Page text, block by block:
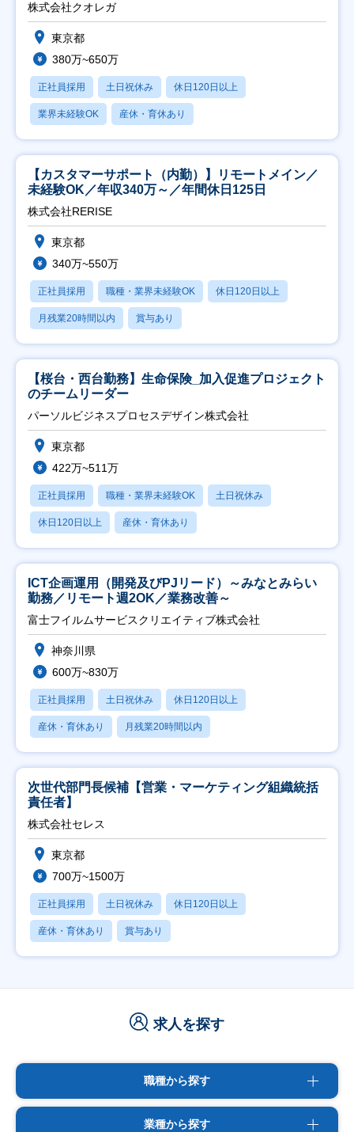
株式会社クオレガ
東京都
380万~650万
正社員採用 土日祝休み 休日120日以上
業界未経験OK 産休・育休あり
【カスタマーサポート（内勤）】リモートメイン／
未経験OK／年収340万～／年間休日125日
株式会社RERISE
東京都
340万~550万
正社員採用 職種・業界未経験OK 休日120日以上
月残業20時間以内 賞与あり
【桜台・西台勤務】生命保険_加入促進プロジェクト
のチームリーダー
パーソルビジネスプロセスデザイン株式会社
東京都
422万~511万
正社員採用 職種・業界未経験OK 土日祝休み
休日120日以上 産休・育休あり
ICT企画運用（開発及びPJリード）～みなとみらい
勤務／リモート週2OK／業務改善～
富士フイルムサービスクリエイティブ株式会社
神奈川県
600万~830万
正社員採用 土日祝休み 休日120日以上
産休・育休あり 月残業20時間以内
次世代部門長候補【営業・マーケティング組織統括
責任者】
株式会社セレス
東京都
700万~1500万
正社員採用 土日祝休み 休日120日以上
産休・育休あり 賞与あり
求人を探す
職種から探す
業種から探す